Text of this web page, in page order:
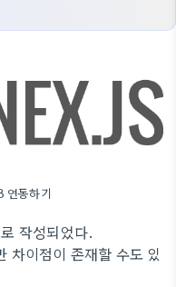
동하기
작성되었다.
이점이 존재할 수도 있